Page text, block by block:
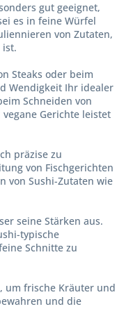
gut geeignet,
es in feine Würfel
von Zutaten,
ist.
Steaks oder beim
Wendigkeit Ihr idealer
Schneiden von
Gerichte leistet
präzise zu
von Fischgerichten
von Sushi-Zutaten wie
seine Stärken aus.
typische
Schnitte zu
um frische Kräuter und
und die